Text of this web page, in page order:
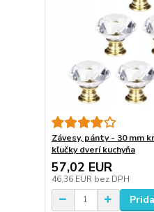
Závesy, pánty - 30 mm
kľučky dverí kuchyňa
57,02 EUR
46,36 EUR bez DPH